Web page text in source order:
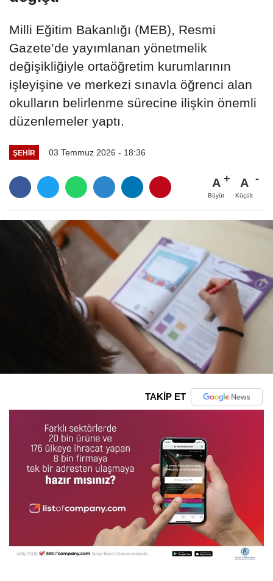
Milli Eğitim Bakanlığı (MEB), Resmi
Gazete’de yayımlanan yönetmelik
değişikliğiyle ortaöğretim kurumlarının
işleyişine ve merkezi sınavla öğrenci alan
okulların belirlenme sürecine ilişkin önemli
düzenlemeler yaptı.
ŞEHIR 03 Temmuz 2026 - 18:36
A
Büyüt
A
Küçült
TAKİP ET